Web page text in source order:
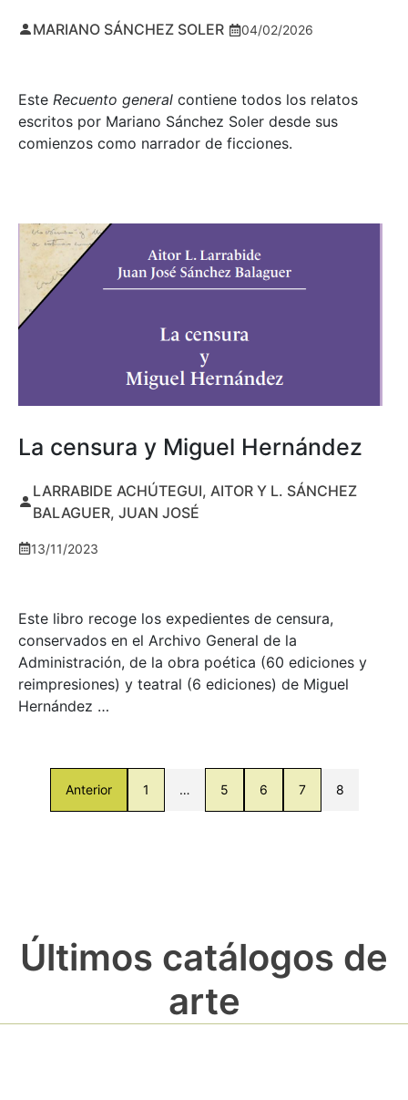
MARIANO SÁNCHEZ SOLER 04/02/2026
Este Recuento general contiene todos los relatos
escritos por Mariano Sánchez Soler desde sus
comienzos como narrador de ficciones.
La censura y Miguel Hernández
LARRABIDE ACHÚTEGUI, AITOR Y L. SÁNCHEZ
BALAGUER, JUAN JOSÉ
13/11/2023
Este libro recoge los expedientes de censura,
conservados en el Archivo General de la
Administración, de la obra poética (60 ediciones y
reimpresiones) y teatral (6 ediciones) de Miguel
Hernández …
Anterior 1 … 5 6 7 8
Últimos catálogos de
arte